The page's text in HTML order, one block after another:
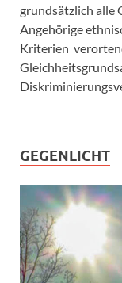
grundsätzlich alle
Angehörige
Kriterien
GEGENLICHT